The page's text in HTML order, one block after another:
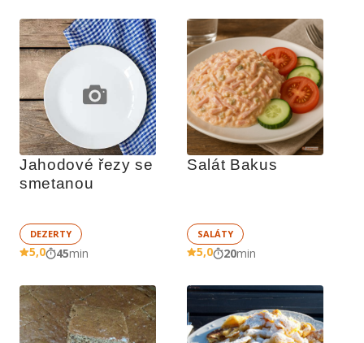
Jahodové řezy se
smetanou
DEZERTY
5,0 45min
Salát Bakus
SALÁTY
5,0 20min